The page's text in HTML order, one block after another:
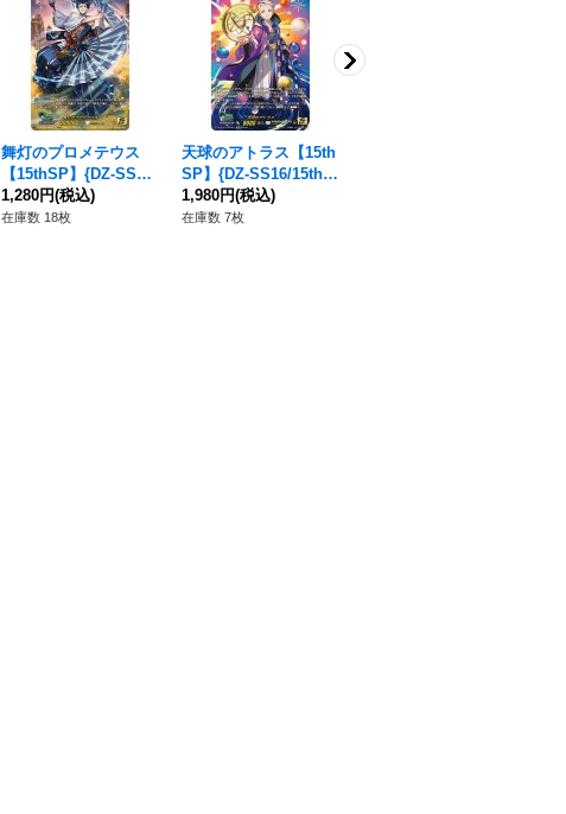
舞灯のプロメテウス
【15thSP】{DZ-SS16/
15thSP10}《ケテルサ
ンクチュアリ》
1,280円(税込)
在庫数 18枚
天球のアトラス【15th
SP】{DZ-SS16/15thS
P11}《ケテルサンクチ
ュアリ》
1,980円(税込)
在庫数 7枚